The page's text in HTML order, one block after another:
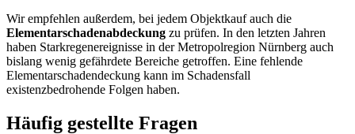
Wir empfehlen außerdem, bei jedem Objektkauf auch die
Elementarschadenabdeckung zu prüfen. In den letzten Jahren
haben Starkregenereignisse in der Metropolregion Nürnberg auch
bislang wenig gefährdete Bereiche getroffen. Eine fehlende
Elementarschadendeckung kann im Schadensfall
existenzbedrohende Folgen haben.
Häufig gestellte Fragen